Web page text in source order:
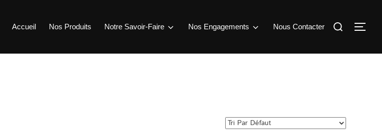
Accueil Nos Produits Notre Savoir-Faire Nos Engagements Nous Contacter
Rechercher :